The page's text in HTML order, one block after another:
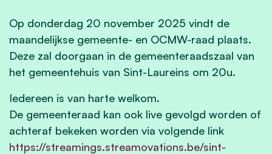
Op donderdag 20 november 2025 vindt de
maandelijkse gemeente- en OCMW-raad plaats.
Deze zal doorgaan in de gemeenteraadszaal van
het gemeentehuis van Sint-Laureins om 20u.
Iedereen is van harte welkom.
De gemeenteraad kan ook live gevolgd worden of
achteraf bekeken worden via volgende link
https://streamings.streamovations.be/sint-